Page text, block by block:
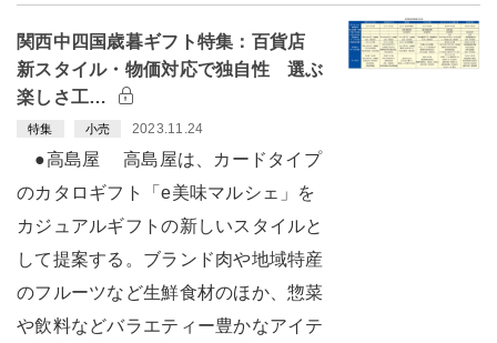
関西中四国歳暮ギフト特集：百貨店
新スタイル・物価対応で独自性 選ぶ
楽しさ工…
特集 小売 2023.11.24
●高島屋 高島屋は、カードタイプ
のカタロギフト「e美味マルシェ」を
カジュアルギフトの新しいスタイルと
して提案する。ブランド肉や地域特産
のフルーツなど生鮮食材のほか、惣菜
や飲料などバラエティー豊かなアイテ